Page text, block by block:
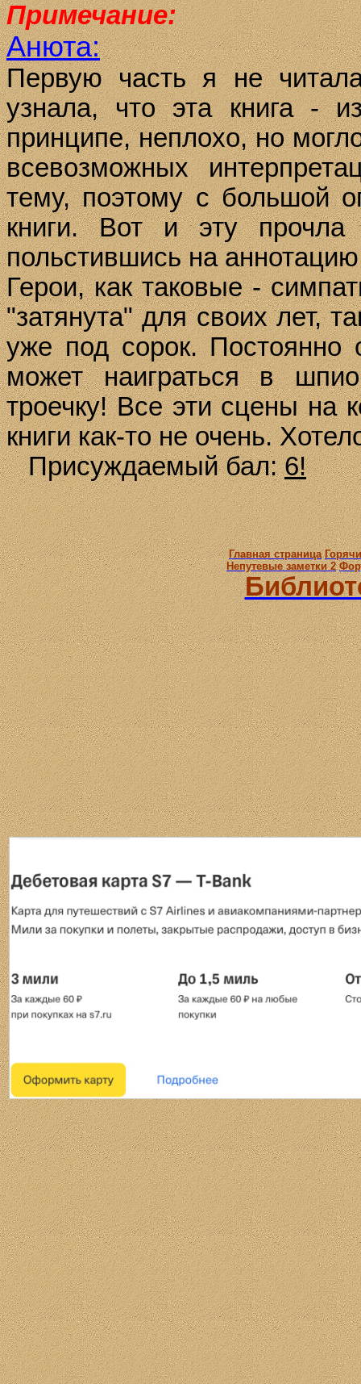
Примечание:
Анюта:
Первую часть я не
узнала, что эта книга -
принципе, неплохо, но
всевозможных
тему, поэтому с большой
книги. Вот и эту
польстившись на
Герои, как таковые -
"затянута" для своих лет,
уже под сорок.
может наиграться в
троечку! Все эти сцены на
книги как-то не очень.
Присуждаемый бал:6!
Главная страница
Непутевые заметки 2